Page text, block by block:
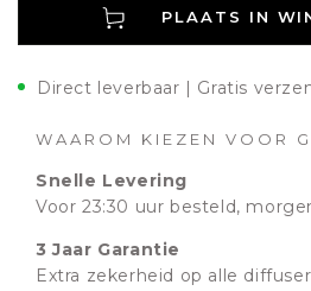
PLAATS IN
Direct leverbaar | Gratis
WAAROM KIEZEN VOOR
Snelle Levering
Voor 23:30 uur besteld,
3 Jaar Garantie
Extra zekerheid op alle